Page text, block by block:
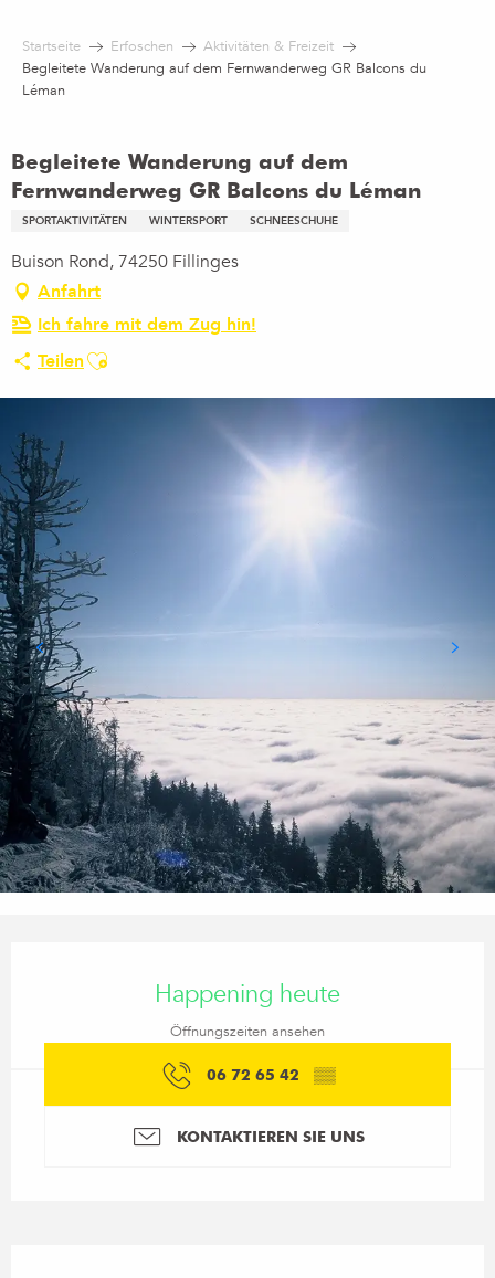
contenu
principal
Startseite Erfoschen
Aktivitäten & Freizeit
Begleitete Wanderung auf dem Fernwanderweg GR Balcons du
Léman
Begleitete Wanderung auf dem
Fernwanderweg GR Balcons du Léman
SPORTAKTIVITÄTEN WINTERSPORT SCHNEESCHUHE
Buison Rond, 74250 Fillinges
Anfahrt
Ich fahre mit dem Zug hin!
TeilenAjouter aux favoris
Happening heute
Öffnungszeiten ansehen
06 72 65 42 ▒▒
KONTAKTIEREN SIE UNS